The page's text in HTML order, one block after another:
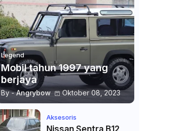
Legend
Mobil tahun 1997 yang
berjaya
By - Angrybow Oktober 08, 2023
Aksesoris
Nissan Sentra B12